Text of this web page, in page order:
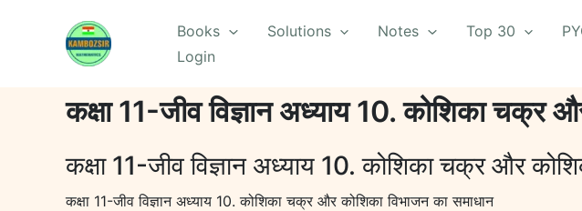
Books Solutions Notes Top 30
Login
कक्षा 11-जीव विज्ञान अध्याय 10. कोशिका चक्र
कक्षा 11-जीव विज्ञान अध्याय 10. कोशिका चक्र और
कक्षा 11-जीव विज्ञान अध्याय 10. कोशिका चक्र और कोशिका विभाजन का समाधान